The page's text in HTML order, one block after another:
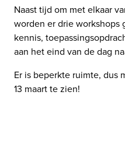
Naast tijd om met elkaar
worden er drie workshops
kennis,
aan het eind van de dag
Er is beperkte ruimte, dus
13 maart te zien!